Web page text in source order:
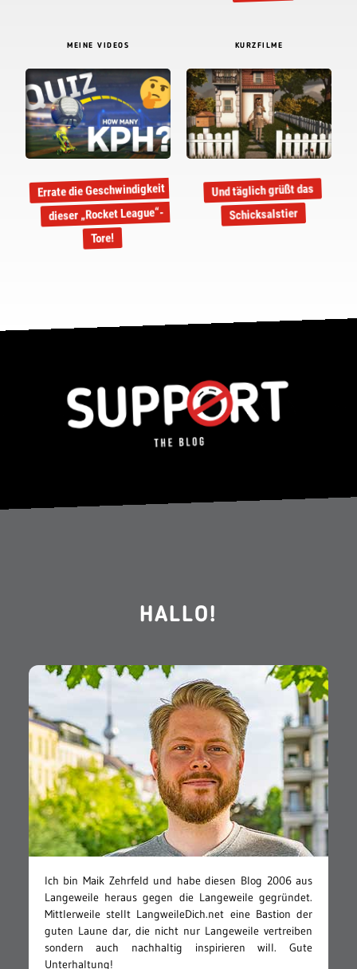
MEINE VIDEOS
Errate die Geschwindigkeit
dieser „Rocket League“-
Tore!
KURZFILME
Und täglich grüßt das
Schicksalstier
HALLO!
Ich bin Maik Zehrfeld und habe diesen Blog 2006 aus
Langeweile heraus gegen die Langeweile gegründet.
Mittlerweile stellt LangweileDich.net eine Bastion der
guten Laune dar, die nicht nur Langeweile vertreiben
sondern auch nachhaltig inspirieren will. Gute
Unterhaltung!